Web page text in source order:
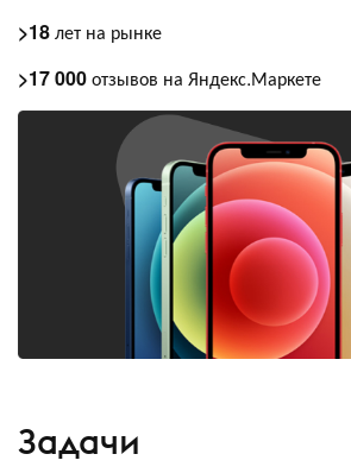
>18лет на рынке
>17 000отзывов на Яндекс.Маркете
Задачи